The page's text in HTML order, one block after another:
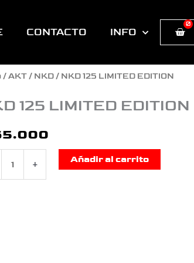
CONTACTO INFO
0
Cart
/AKT/ NKD/ NKD 125 LIMITED EDITION
125 LIMITED EDITION
+ Añadir al carrito